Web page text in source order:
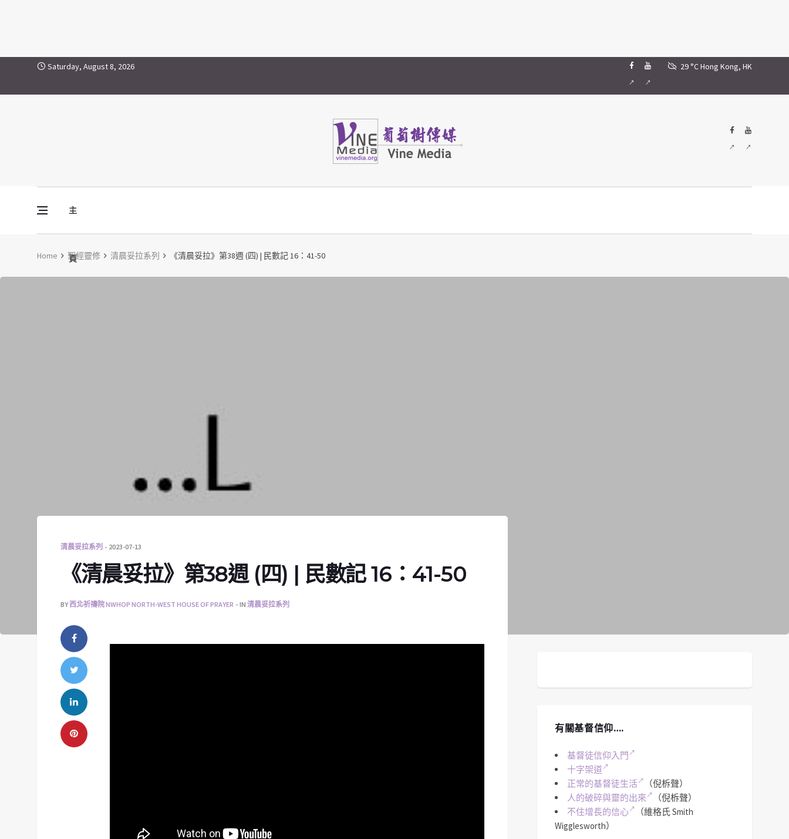
Skip to contentSaturday, August 8, 2026 29 °CHong Kong, HK
主
頁
Vine Media
葡萄樹傳媒
Home 聖經靈修 清晨妥拉系列 《清晨妥拉》第38週 (四) | 民數記 16：41-50
清晨妥拉系列 2023-07-13
《清晨妥拉》第38週 (四) | 民數記 16：41-50
BY西北祈禱院 NWHOP NORTH-WEST HOUSE OF PRAYER IN 清晨妥拉系列
有關基督信仰….
基督徒信仰入門
十字架道
正常的基督徒生活
（倪柝聲）
人的破碎與靈的出來
（倪柝聲）
不住增長的信心
（維格氏 Smith
Wigglesworth）